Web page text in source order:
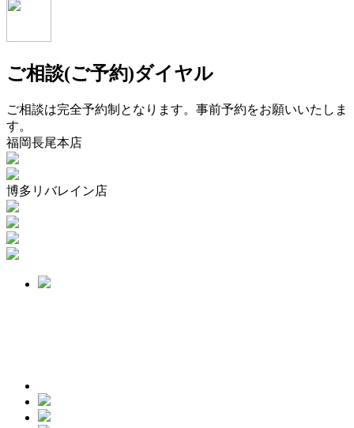
ご相談(ご予約)ダイヤル
ご相談は完全予約制となります。事前予約をお願いいたしま
す。
福岡長尾本店
博多リバレイン店